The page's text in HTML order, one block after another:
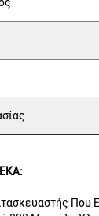
Που